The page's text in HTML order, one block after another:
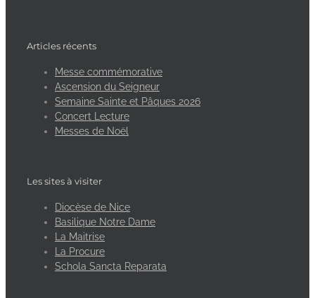
Articles récents
Messe commémorative
Ascension du Seigneur
Semaine Sainte et Pâques 2026
Concert Lecture
Messes de Noël
Les sites à visiter
Diocèse de Nice
Basilique Notre Dame
La Maitrise
La Procure
Schola Sancta Reparata